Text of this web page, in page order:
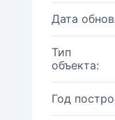
Дата
Тип
объекта:
Год